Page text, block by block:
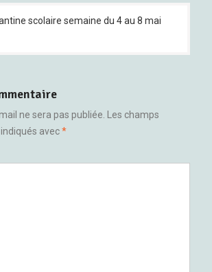
scolaire semaine du 4 au 8 mai
ne sera pas publiée.
Les champs
avec*